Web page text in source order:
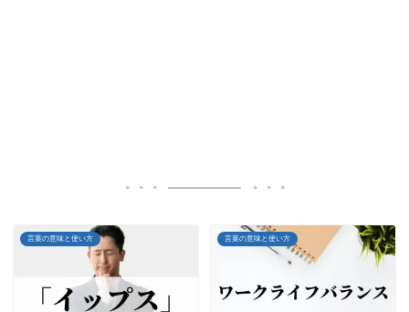
言葉の意味と使い方 言葉の意味と使い方